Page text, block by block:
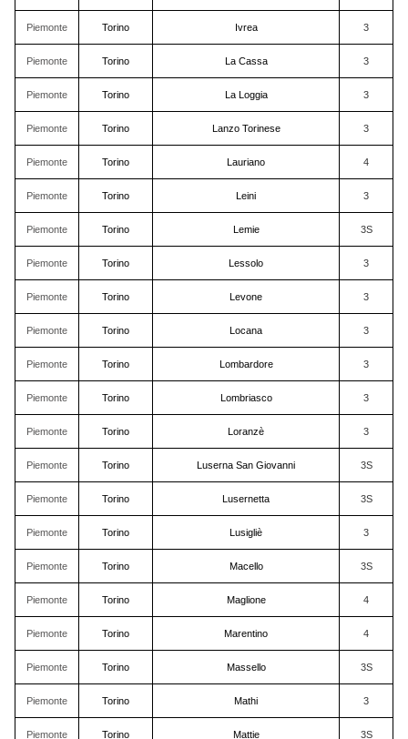
Piemonte Torino Ivrea 3
Piemonte Torino La Cassa 3
Piemonte Torino La Loggia 3
Piemonte Torino Lanzo Torinese 3
Piemonte Torino Lauriano 4
Piemonte Torino Leini 3
Piemonte Torino Lemie 3S
Piemonte Torino Lessolo 3
Piemonte Torino Levone 3
Piemonte Torino Locana 3
Piemonte Torino Lombardore 3
Piemonte Torino Lombriasco 3
Piemonte Torino Loranzè 3
Piemonte Torino Luserna San Giovanni 3S
Piemonte Torino Lusernetta 3S
Piemonte Torino Lusigliè 3
Piemonte Torino Macello 3S
Piemonte Torino Maglione 4
Piemonte Torino Marentino 4
Piemonte Torino Massello 3S
Piemonte Torino Mathi 3
Piemonte Torino Mattie 3S